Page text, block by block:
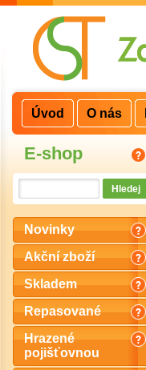
E-shop
Novinky
Akční zboží
Skladem
Repasované
Hrazené
pojišťovnou
Úvod O nás